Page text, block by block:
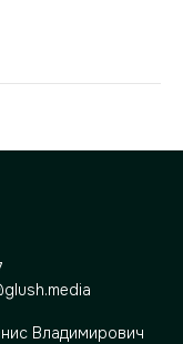
Владимирович